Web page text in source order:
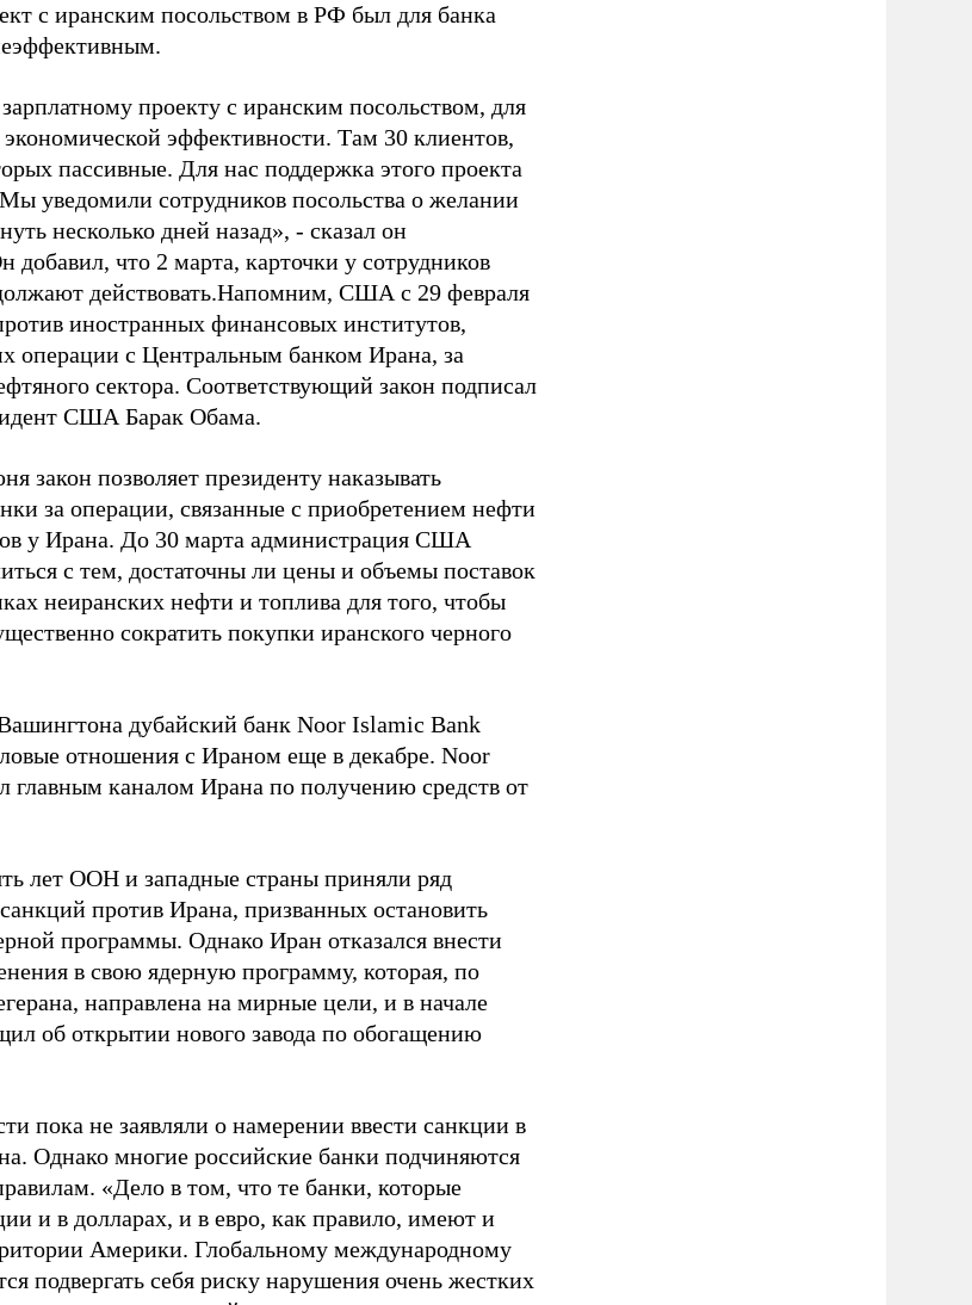
с иранским посольством в РФ был для банка
проекту с иранским посольством, для
эффективности. Там 30 клиентов,
пассивные. Для нас поддержка этого проекта
уведомили сотрудников посольства о желании
несколько дней назад», - сказал он
добавил, что 2 марта, карточки у сотрудников
действовать.Напомним, США с 29 февраля
иностранных финансовых институтов,
операции с Центральным банком Ирана, за
сектора. Соответствующий закон подписал
США Барак Обама.
закон позволяет президенту наказывать
за операции, связанные с приобретением нефти
у Ирана. До 30 марта администрация США
с тем, достаточны ли цены и объемы поставок
неиранских нефти и топлива для того, чтобы
сократить покупки иранского черного
дубайский банк Noor Islamic Bank
отношения с Ираном еще в декабре. Noor
главным каналом Ирана по получению средств от
лет ООН и западные страны приняли ряд
против Ирана, призванных остановить
программы. Однако Иран отказался внести
в свою ядерную программу, которая, по
направлена на мирные цели, и в начале
об открытии нового завода по обогащению
пока не заявляли о намерении ввести санкции в
Однако многие российские банки подчиняются
«Дело в том, что те банки, которые
и в долларах, и в евро, как правило, имеют и
Америки. Глобальному международному
подвергать себя риску нарушения очень жестких